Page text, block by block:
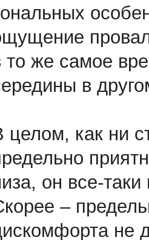
то же самое
в
целом, как ни
он все-
–
не